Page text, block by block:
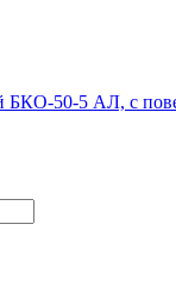
БКО-50-5 АЛ, с